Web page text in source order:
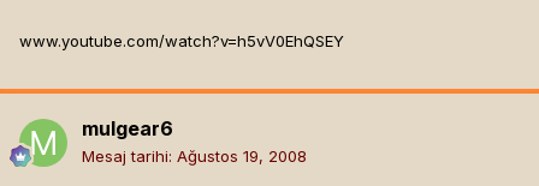
www.youtube.com/watch?v=h5vV0EhQSEY
mulgear6
Mesaj tarihi: Ağustos 19, 2008